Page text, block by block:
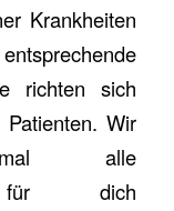
Krankheiten
richten sich
Wir
alle
für dich